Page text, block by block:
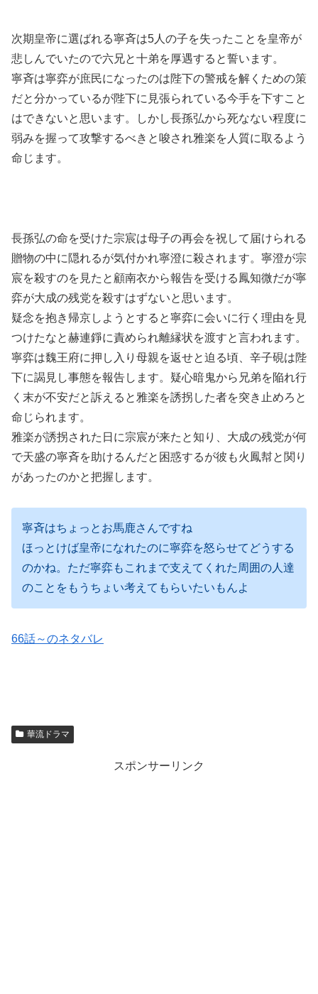
次期皇帝に選ばれる寧斉は5人の子を失ったことを皇帝が
悲しんでいたので六兄と十弟を厚遇すると誓います。
寧斉は寧弈が庶民になったのは陛下の警戒を解くための策
だと分かっているが陛下に見張られている今手を下すこと
はできないと思います。しかし長孫弘から死なない程度に
弱みを握って攻撃するべきと唆され雅楽を人質に取るよう
命じます。
長孫弘の命を受けた宗宸は母子の再会を祝して届けられる
贈物の中に隠れるが気付かれ寧澄に殺されます。寧澄が宗
宸を殺すのを見たと顧南衣から報告を受ける鳳知微だが寧
弈が大成の残党を殺すはずないと思います。
疑念を抱き帰京しようとすると寧弈に会いに行く理由を見
つけたなと赫連錚に責められ離縁状を渡すと言われます。
寧弈は魏王府に押し入り母親を返せと迫る頃、辛子硯は陛
下に謁見し事態を報告します。疑心暗鬼から兄弟を陥れ行
く末が不安だと訴えると雅楽を誘拐した者を突き止めろと
命じられます。
雅楽が誘拐された日に宗宸が来たと知り、大成の残党が何
で天盛の寧斉を助けるんだと困惑するが彼も火鳳幇と関り
があったのかと把握します。
寧斉はちょっとお馬鹿さんですね
ほっとけば皇帝になれたのに寧弈を怒らせてどうする
のかね。ただ寧弈もこれまで支えてくれた周囲の人達
のことをもうちょい考えてもらいたいもんよ
66話～のネタバレ
華流ドラマ
スポンサーリンク